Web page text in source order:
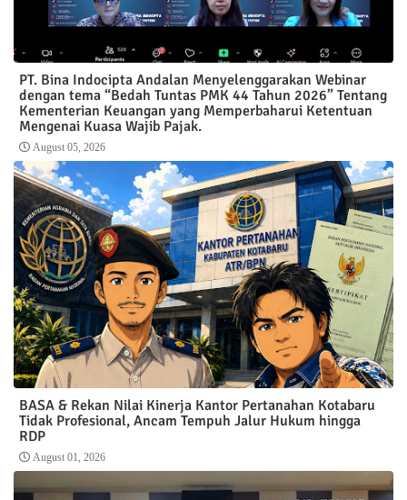
PT. Bina Indocipta Andalan Menyelenggarakan Webinar
dengan tema “Bedah Tuntas PMK 44 Tahun 2026” Tentang
Kementerian Keuangan yang Memperbaharui Ketentuan
Mengenai Kuasa Wajib Pajak.
August 05, 2026
BASA & Rekan Nilai Kinerja Kantor Pertanahan Kotabaru
Tidak Profesional, Ancam Tempuh Jalur Hukum hingga
RDP
August 01, 2026